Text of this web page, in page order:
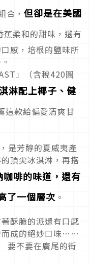
合， 但卻是在美國
柔和的甜味，還有
感，培根的鹽味所
」（含稅420圓
淋配上椰子、健
這款給偏愛清爽甘
是芳醇的夏威夷產
頂尖冰淇淋，再搭
咖啡的味道，還有
了一個層次 。
酥脆的派還有口感
而成的絕妙口味……
要不要在廣尾的街